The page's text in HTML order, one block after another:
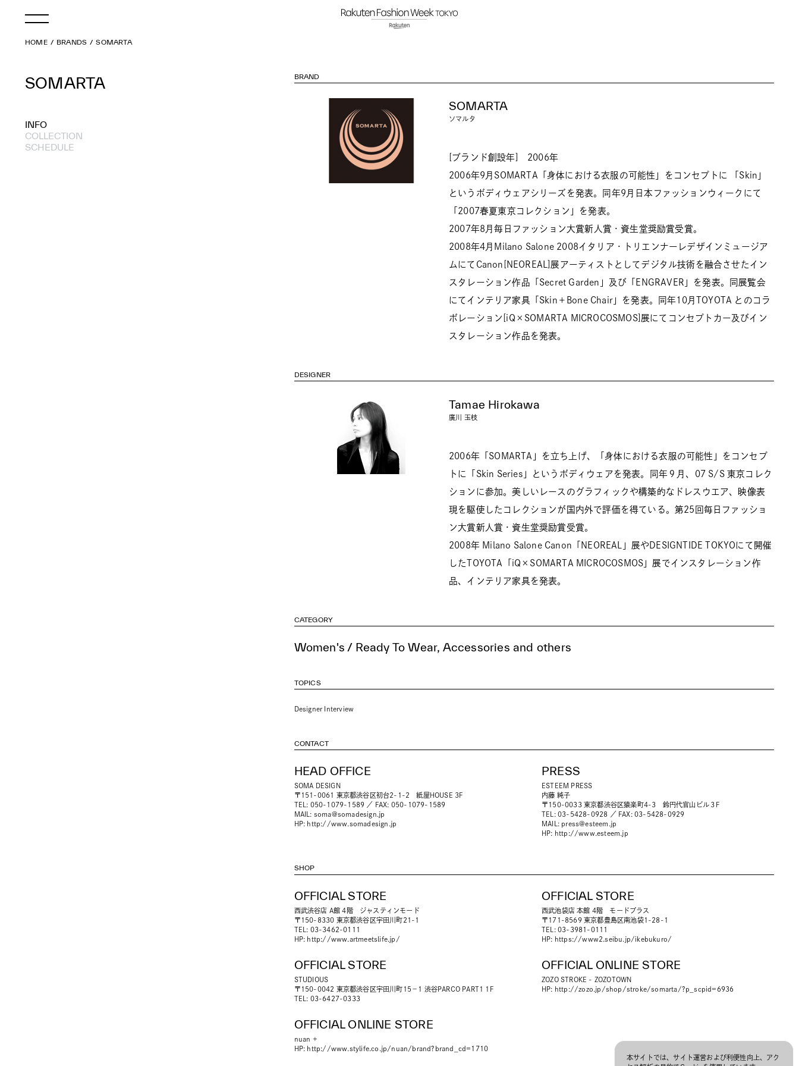
HOME BRANDS SOMARTA
SOMARTA
INFO
COLLECTION
SCHEDULE
BRAND
SOMARTA
ソマルタ
[ブランド創設年] 2006年
2006年9月SOMARTA「身体における衣服の可能性」をコンセプトに 「Skin」
というボディウェアシリーズを発表。同年9月日本ファッションウィークにて
「2007春夏東京コレクション」を発表。
2007年8月毎日ファッション大賞新人賞・資生堂奨励賞受賞。
2008年4月Milano Salone 2008イタリア・トリエンナーレデザインミュージア
ムにてCanon[NEOREAL]展アーティストとしてデジタル技術を融合させたイン
スタレーション作品「Secret Garden」及び「ENGRAVER」を発表。同展覧会
にてインテリア家具「Skin＋Bone Chair」を発表。同年10月TOYOTA とのコラ
ボレーション[iQ×SOMARTA MICROCOSMOS]展にてコンセプトカー及びイン
スタレーション作品を発表。
DESIGNER
Tamae Hirokawa
廣川 玉枝
2006年「SOMARTA」を立ち上げ、「身体における衣服の可能性」をコンセプ
トに「Skin Series」というボディウェアを発表。同年９月、07 S/S 東京コレク
ションに参加。美しいレースのグラフィックや構築的なドレスウエア、映像表
現を駆使したコレクションが国内外で評価を得ている。第25回毎日ファッショ
ン大賞新人賞・資生堂奨励賞受賞。
2008年 Milano Salone Canon「NEOREAL」展やDESIGNTIDE TOKYOにて開催
したTOYOTA「iQ×SOMARTA MICROCOSMOS」展でインスタレーション作
品、インテリア家具を発表。
CATEGORY
Women's / Ready To Wear, Accessories and others
TOPICS
Designer Interview
CONTACT
HEAD OFFICE
SOMA DESIGN
〒151-0061 東京都渋谷区初台2-1-2 紙屋HOUSE 3F
TEL: 050-1079-1589 ／ FAX: 050-1079-1589
MAIL: soma@somadesign.jp
HP: http://www.somadesign.jp
PRESS
ESTEEM PRESS
内藤 純子
〒150-0033 東京都渋谷区猿楽町4-3 鈴円代官山ビル３F
TEL: 03-5428-0928 ／ FAX: 03-5428-0929
MAIL: press@esteem.jp
HP: http://www.esteem.jp
SHOP
OFFICIAL STORE
西武渋谷店 A館 4階 ジャスティンモード
〒150-8330 東京都渋谷区宇田川町21-1
TEL: 03-3462-0111
HP: http://www.artmeetslife.jp/
OFFICIAL STORE
西武池袋店 本館 4階 モードプラス
〒171-8569 東京都豊島区南池袋1-28-1
TEL: 03-3981-0111
HP: https://www2.seibu.jp/ikebukuro/
OFFICIAL STORE
STUDIOUS
〒150-0042 東京都渋谷区宇田川町15－1 渋谷PARCO PART1 1F
TEL: 03-6427-0333
OFFICIAL ONLINE STORE
ZOZO STROKE - ZOZOTOWN
HP: http://zozo.jp/shop/stroke/somarta/?p_scpid=6936
OFFICIAL ONLINE STORE
nuan +
HP: http://www.stylife.co.jp/nuan/brand?brand_cd=1710
本サイトでは、サイト運営および利便性向上、アク